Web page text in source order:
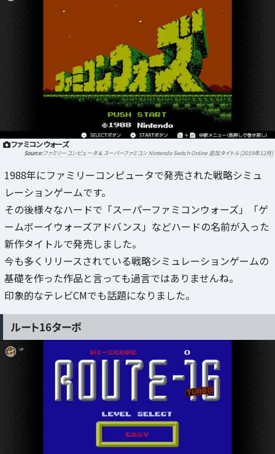
ファミコンウォーズ
ファミリーコンピュータ & スーパーファミコン Nintendo Switch Online 追加タイトル [2019年12月]
1988年にファミリーコンピュータで発売された戦略シミュ
レーションゲームです。
その後様々なハードで「スーパーファミコンウォーズ」「ゲ
ームボーイウォーズアドバンス」などハードの名前が入った
新作タイトルで発売しました。
今も多くリリースされている戦略シミュレーションゲームの
基礎を作った作品と言っても過言ではありませんね。
印象的なテレビCMでも話題になりました。
ルート16ターボ